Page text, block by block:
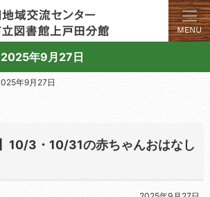
年9月27日
地域の講座や施設をご案内しています。
立図書館上戸田分館の総合案内サイト
年9月27日
10/3・10/31の赤ちゃんおはなし
年9月27日